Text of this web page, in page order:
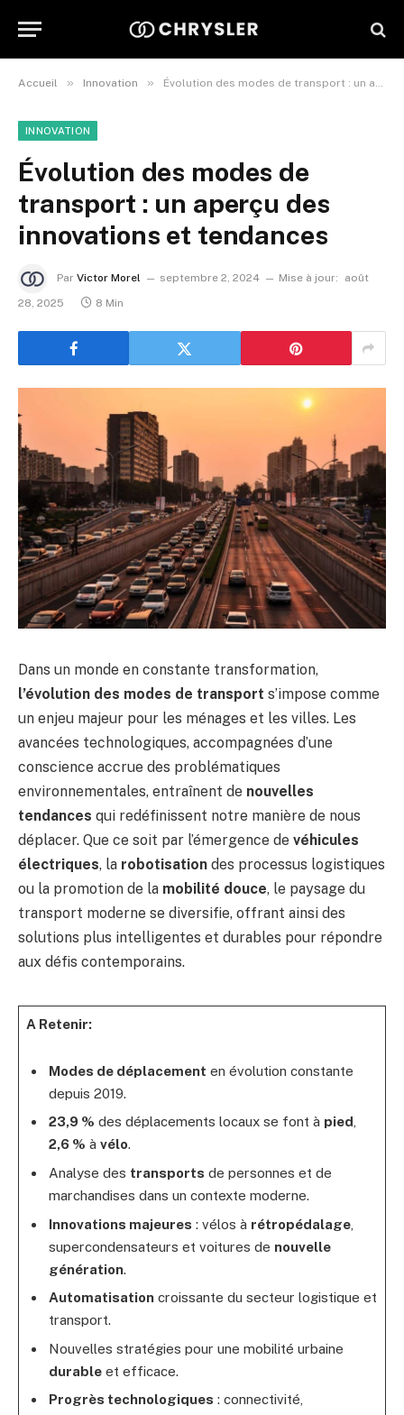
Accueil » Innovation » Évolution des modes de transport : un aperçu des innovations et tendances
INNOVATION
Évolution des modes de
transport : un aperçu des
innovations et tendances
Par Victor Morel septembre 2, 2024 Mise à jour:
août
28, 2025
8 Min
Dans un monde en constante transformation,
l’évolution des modes de transport s’impose comme
un enjeu majeur pour les ménages et les villes. Les
avancées technologiques, accompagnées d’une
conscience accrue des problématiques
environnementales, entraînent de nouvelles
tendances qui redéfinissent notre manière de nous
déplacer. Que ce soit par l’émergence de véhicules
électriques, la robotisation des processus logistiques
ou la promotion de la mobilité douce, le paysage du
transport moderne se diversifie, offrant ainsi des
solutions plus intelligentes et durables pour répondre
aux défis contemporains.
A Retenir:
Modes de déplacement en évolution constante
depuis 2019.
23,9 % des déplacements locaux se font à pied
2,6 % à vélo.
Analyse des transports de personnes et de
marchandises dans un contexte moderne.
Innovations majeures : vélos à rétropédalage,
supercondensateurs et voitures de nouvelle
génération.
Automatisationcroissante du secteur logistique et
transport.
Nouvelles stratégies pour une mobilité urbaine
durableet efficace.
Progrès technologiques : connectivité,